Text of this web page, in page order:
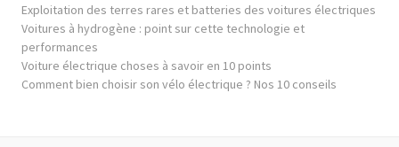
Exploitation des terres rares et batteries des voitures électriques
Voitures à hydrogène : point sur cette technologie et
performances
Voiture électrique choses à savoir en 10 points
Comment bien choisir son vélo électrique ? Nos 10 conseils